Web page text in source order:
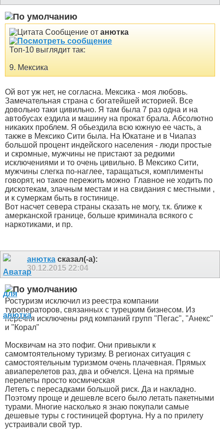
Сообщение от анютка
Топ-10 выглядит так:
9. Мексика
Ой вот уж нет, не согласна. Мексика - моя любовь.
Замечательная страна с богатейшей историей. Все
довольно таки цивильно. Я там была 7 раз одна и на
автобусах ездила и машину на прокат брала. Абсолютно
никаких проблем. Я обьездила всю южную ее часть, а
также в Мексико Сити была. На Юкатане и в Чиапаз
большой процент индейского населения - люди простые
и скромные, мужчины не пристают за редкими
исключениями и то очень цивильно. В Мексико Сити,
мужчины слегка по-наглее, таращаться, комплименты
говорят, но такое пережить можно Главное не ходить по
дискотекам, злачным местам и на свидания с местными ,
и к сумеркам быть в гостинице.
Вот насчет севера страны сказать не могу, т.к. ближе к
амерканской границе, больше криминала всякого с
наркотиками, и пр.
анютка сказал(-а):
30.12.2015 22:04
Ростуризм исключил из реестра компании
туроператоров, связанных с турецким бизнесом. Из
перечня исключены ряд компаний групп "Пегас", "Анекс"
и "Корал"
Москвичам на это пофиг. Они привыкли к
самомтоятельному туризму. В регионах ситуация с
самостоятельным туризмом очень плачевная. Прямых
авиаперелетов раз, два и обчелся. Цена на прямые
перелеты просто космическая
Лететь с пересадками большой риск. Да и накладно.
Поэтому проще и дешевле всего было летать пакетными
турами. Многие насколько я знаю покупали самые
дешевые туры с гостиницей фортуна. Ну а по прилету
устраивали свой тур.